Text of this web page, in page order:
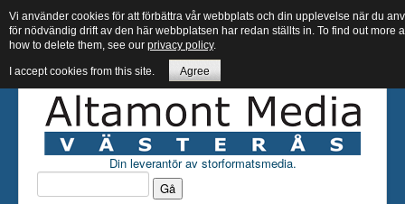
Din leverantör av storformatsmedia.
Vi använder cookies för att förbättra vår webbplats och din upplevelse när du
för nödvändig drift av den här webbplatsen har redan ställts in. To find out more
how to delete them, see our privacy policy.
I accept cookies from this site. Agree